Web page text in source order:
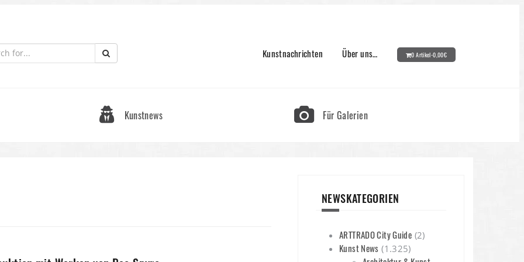
Kunstnachrichten Über uns… 0 Artikel-0,00€
Kunstnews Für Galerien
NEWSKATEGORIEN
ARTTRADO City Guide (2)
Kunst News (1.325)